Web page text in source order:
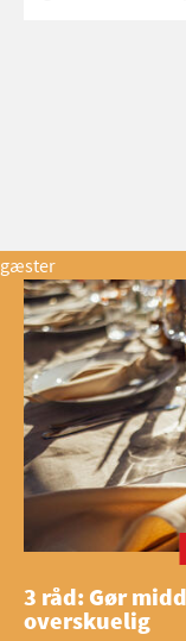
gæster
3 råd: Gør
overskuelig